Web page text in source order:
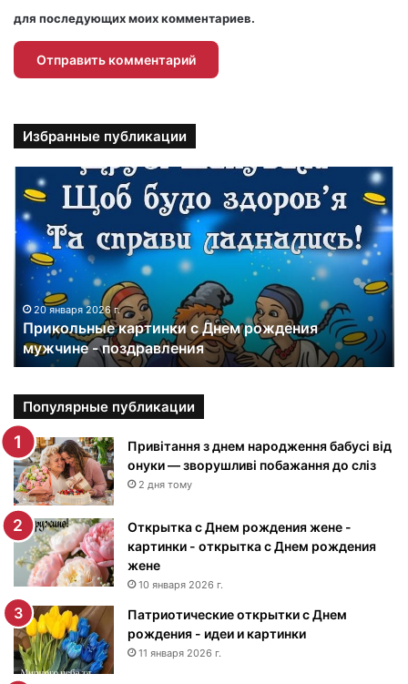
для последующих моих комментариев.
Избранные публикации
и
к
о
к
т
и
н
к
и
с
Д
н
м
р
о
ж
д
20 января 2026 г.
Прикольные картинки с Днем рождения
мужчине - поздравления
Популярные публикации
Привітання з днем народження бабусі від
онуки — зворушливі побажання до сліз
2 дня тому
Открытка с Днем рождения жене -
картинки - открытка с Днем рождения
жене
10 января 2026 г.
Патриотические открытки с Днем
рождения - идеи и картинки
11 января 2026 г.